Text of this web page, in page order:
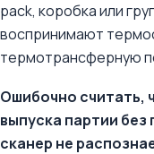
pack, коробка или
воспринимают
термотрансферную
Ошибочно считать,
выпуска партии без
сканер не